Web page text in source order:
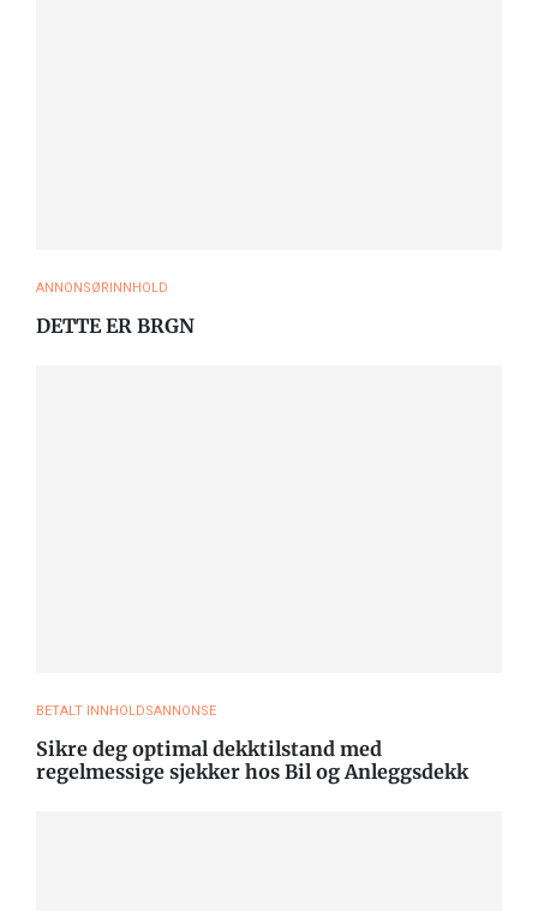
ANNONSØRINNHOLD
DETTE ER BRGN
BETALT INNHOLDSANNONSE
Sikre deg optimal dekktilstand med
regelmessige sjekker hos Bil og Anleggsdekk